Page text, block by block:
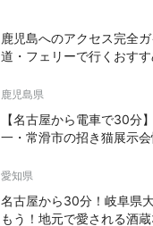
鹿児島へのアクセス完全
道・フェリーで行くおすす
鹿児島県
【名古屋から電車で30分
一・常滑市の招き猫展示
愛知県
名古屋から30分！岐阜県
もう！地元で愛される酒